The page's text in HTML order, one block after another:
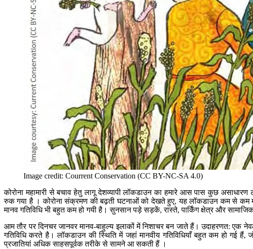
Image credit: Courrent Conservation (CC BY-NC-SA 4.0)
कोरोना महामारी से बचाव हेतु लागू देशव्यापी लॉकडाउन का हमारे आस पास कुछ
रुक गया है । कोरोना संक्रमण की बढ़ती घटनाओं को देखते हुए, यह लॉकडाउन कम से कम
मानव गतिविधि भी बहुत कम हो गयी है। सुनसान पड़े सड़कें, रास्ते, पार्किंग क्षेत्र और
आम तौर पर दिनचर जानवर मानव-बाहुल्य इलाकों में निशाचर बन जाते हैं। उदाहरणत: एक
गतिविधि करते है। लॉकडाउन की स्थिति में जहां मानवीय गतिविधियाँ बहुत कम हो गई
प्रजातियां अधिक साहसपूर्वक तरीके से सामने आ सकती हैं ।